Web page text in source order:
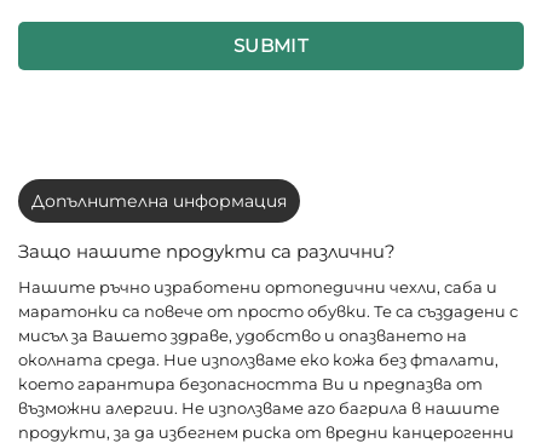
SUBMIT
Допълнителна информация
Защо нашите продукти са различни?
Нашите ръчно изработени ортопедични чехли, саба и
маратонки са повече от просто обувки. Те са създадени с
мисъл за Вашето здраве, удобство и опазването на
околната среда. Ние използваме еко кожа без фталати,
което гарантира безопасността Ви и предпазва от
възможни алергии. Не използваме azo багрила в нашите
продукти, за да избегнем риска от вредни канцерогенни